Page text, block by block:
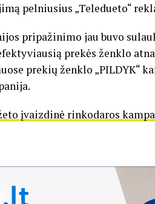
pelniusius „Teledueto“
pripažinimo jau buvo
prekės ženklo
prekių ženklo „PILDYK“
įvaizdinė rinkodaros